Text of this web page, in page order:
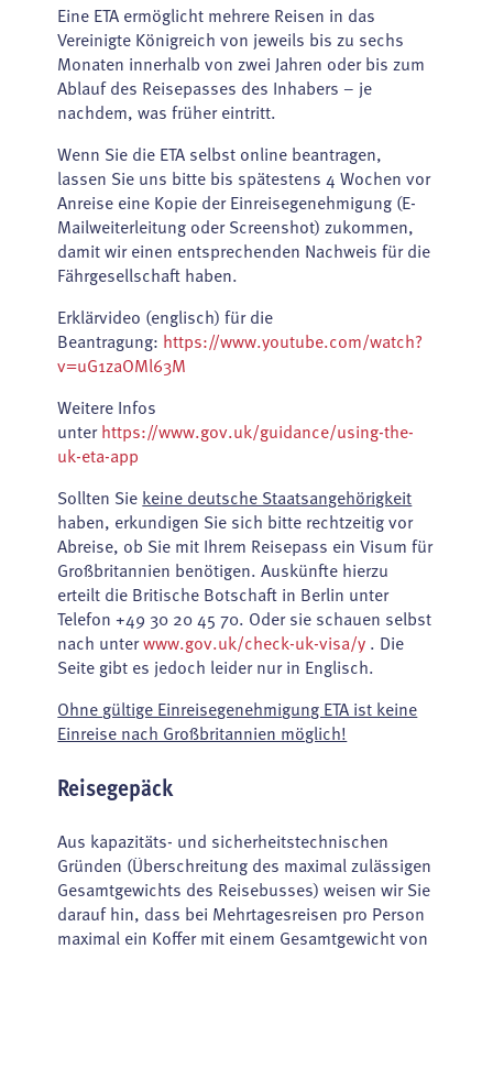
Eine ETA ermöglicht mehrere Reisen in das
Vereinigte Königreich von jeweils bis zu sechs
Monaten innerhalb von zwei Jahren oder bis zum
Ablauf des Reisepasses des Inhabers – je
nachdem, was früher eintritt.
Wenn Sie die ETA selbst online beantragen,
lassen Sie uns bitte bis spätestens 4 Wochen vor
Anreise eine Kopie der Einreisegenehmigung (E-
Mailweiterleitung oder Screenshot) zukommen,
damit wir einen entsprechenden Nachweis für die
Fährgesellschaft haben.
Erklärvideo (englisch) für die
Beantragung: https://www.youtube.com/watch?
v=uG1zaOMl63M
Weitere Infos
unterhttps://www.gov.uk/guidance/using-the-
uk-eta-app
Sollten Sie keine deutsche Staatsangehörigkeit
haben, erkundigen Sie sich bitte rechtzeitig vor
Abreise, ob Sie mit Ihrem Reisepass ein Visum für
Großbritannien benötigen. Auskünfte hierzu
erteilt die Britische Botschaft in Berlin unter
Telefon +49 30 20 45 70. Oder sie schauen selbst
nach unterwww.gov.uk/check-uk-visa/y . Die
Seite gibt es jedoch leider nur in Englisch.
Ohne gültige Einreisegenehmigung ETA ist keine
Einreise nach Großbritannien möglich!
Reisegepäck
Aus kapazitäts- und sicherheitstechnischen
Gründen (Überschreitung des maximal zulässigen
Gesamtgewichts des Reisebusses) weisen wir Sie
darauf hin, dass bei Mehrtagesreisen pro Person
maximal ein Koffer mit einem Gesamtgewicht von